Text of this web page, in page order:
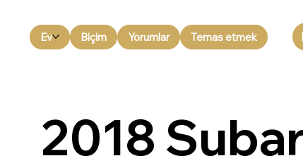
Ev Biçim Yorumlar Temas etmek
2018